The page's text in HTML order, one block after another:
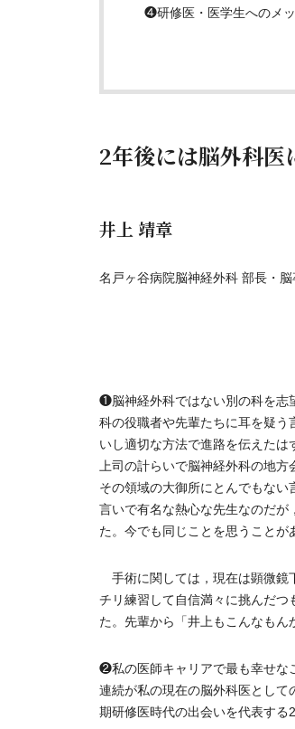
❹研修医・医学生へのメ
2年後には脳外科医
井上 靖章
名戸ヶ谷病院脳神経外科 部長・
❶脳神経外科ではない別の科を志
科の役職者や先輩たちに耳を疑
いし適切な方法で進路を伝えたは
上司の計らいで脳神経外科の地
その領域の大御所にとんでもな
言いで有名な熱心な先生なのだが
た。今でも同じことを思うことが
手術に関しては，現在は顕微鏡
チリ練習して自信満々に挑んだつ
た。先輩から「井上もこんなもん
❷私の医師キャリアで最も幸せな
連続が私の現在の脳外科医とし
期研修医時代の出会いを代表する